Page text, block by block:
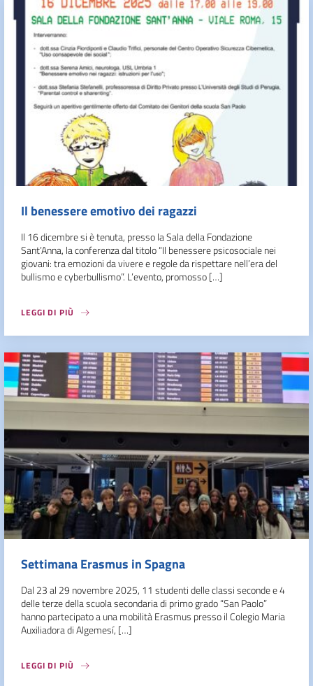
Il benessere emotivo dei ragazzi
Il 16 dicembre si è tenuta, presso la Sala della Fondazione
Sant’Anna, la conferenza dal titolo “Il benessere psicosociale nei
giovani: tra emozioni da vivere e regole da rispettare nell’era del
bullismo e cyberbullismo”. L’evento, promosso […]
LEGGI DI PIÙ
Settimana Erasmus in Spagna
Dal 23 al 29 novembre 2025, 11 studenti delle classi seconde e 4
delle terze della scuola secondaria di primo grado “San Paolo”
hanno partecipato a una mobilità Erasmus presso il Colegio Maria
Auxiliadora di Algemesí, […]
LEGGI DI PIÙ